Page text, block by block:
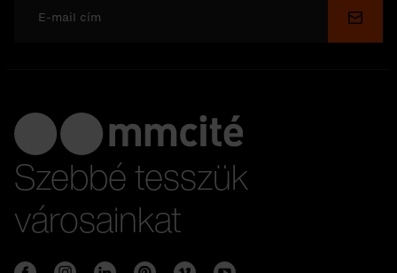
Szebbé tesszük
városainkat